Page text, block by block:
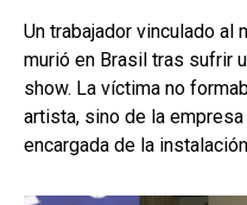
Un trabajador vinculado al
murió en Brasil tras sufrir
show. La víctima no
artista, sino de la
encargada de la